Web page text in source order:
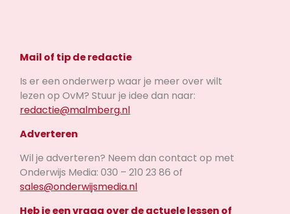
Mail of tip de redactie
Is er een onderwerp waar je meer over wilt
lezen op OvM? Stuur je idee dan naar:
redactie@malmberg.nl
Adverteren
Wil je adverteren? Neem dan contact op met
Onderwijs Media: 030 – 210 23 86 of
sales@onderwijsmedia.nl
Heb je een vraag over de actuele lessen of